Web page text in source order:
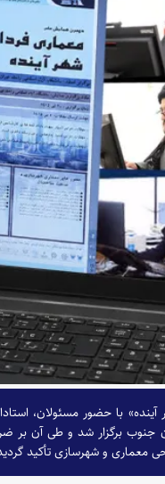
با حضور مسئولان،
جنوب برگزار شد و طی آن بر
معماری و شهرسازی تأکید